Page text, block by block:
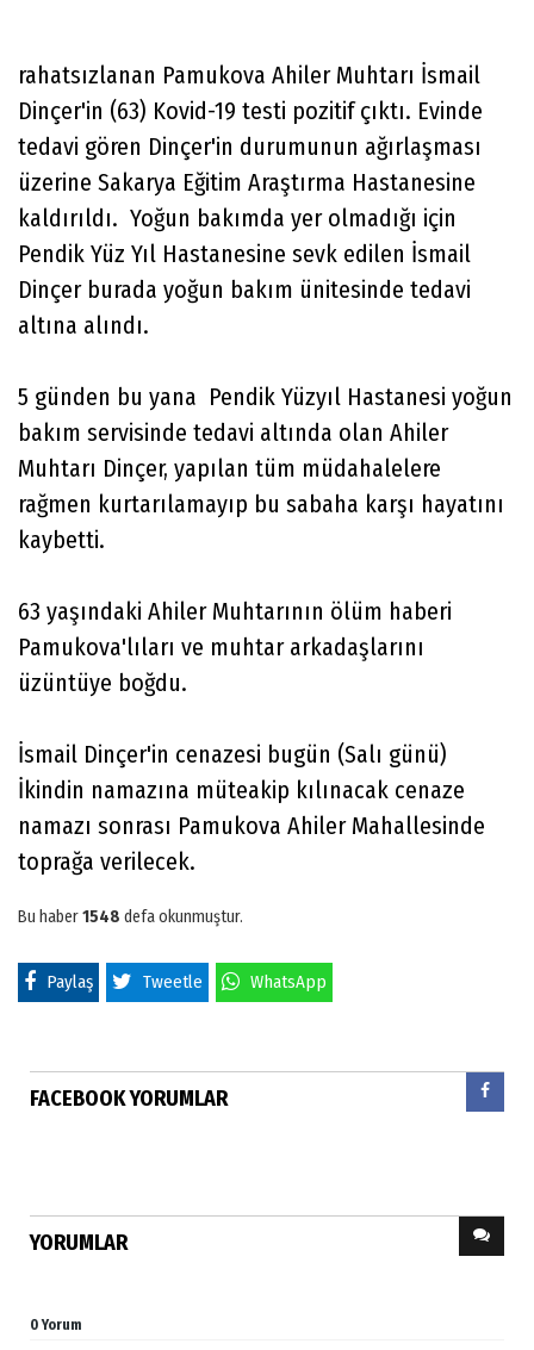
rahatsızlanan Pamukova Ahiler Muhtarı İsmail
Dinçer'in (63) Kovid-19 testi pozitif çıktı. Evinde
tedavi gören Dinçer'in durumunun ağırlaşması
üzerine Sakarya Eğitim Araştırma Hastanesine
kaldırıldı. Yoğun bakımda yer olmadığı için
Pendik Yüz Yıl Hastanesine sevk edilen İsmail
Dinçer burada yoğun bakım ünitesinde tedavi
altına alındı.
5 günden bu yana Pendik Yüzyıl Hastanesi yoğun
bakım servisinde tedavi altında olan Ahiler
Muhtarı Dinçer, yapılan tüm müdahalelere
rağmen kurtarılamayıp bu sabaha karşı hayatını
kaybetti.
63 yaşındaki Ahiler Muhtarının ölüm haberi
Pamukova'lıları ve muhtar arkadaşlarını
üzüntüye boğdu.
İsmail Dinçer'in cenazesi bugün (Salı günü)
İkindin namazına müteakip kılınacak cenaze
namazı sonrası Pamukova Ahiler Mahallesinde
toprağa verilecek.
Bu haber1548 defa okunmuştur.
Paylaş Tweetle WhatsApp
FACEBOOK YORUMLAR
YORUMLAR
0 Yorum